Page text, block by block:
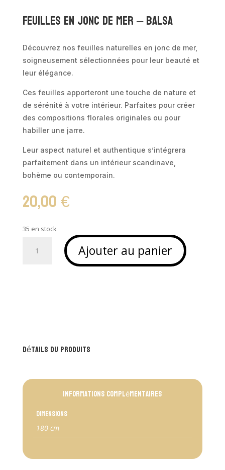
Feuilles en jonc de mer – BALSA
Découvrez nos feuilles naturelles en jonc de mer,
soigneusement sélectionnées pour leur beauté et
leur élégance.
Ces feuilles apporteront une touche de nature et
de sérénité à votre intérieur. Parfaites pour créer
des compositions florales originales ou pour
habiller une jarre.
Leur aspect naturel et authentique s’intégrera
parfaitement dans un intérieur scandinave,
bohème ou contemporain.
20,00€
35 en stock
Ajouter au panier
Détails du produits
Informations complémentaires
Dimensions
180 cm